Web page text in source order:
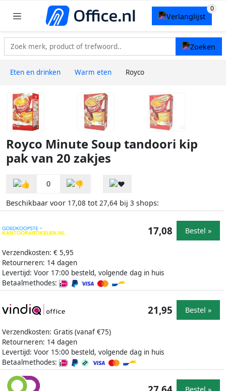
Eten en drinken Warm eten Royco
Royco Minute Soup tandoori kip
pak van 20 zakjes
0
Beschikbaar voor 17,08 tot 27,64 bij 3 shops:
Verzendkosten: € 5,95
Retourneren: 14 dagen
Levertijd: Voor 17:00 besteld, volgende dag in huis
Betaalmethodes:
17,08 Bestel »
Verzendkosten: Gratis (vanaf €75)
Retourneren: 14 dagen
Levertijd: Voor 15:00 besteld, volgende dag in huis
Betaalmethodes:
21,95 Bestel »